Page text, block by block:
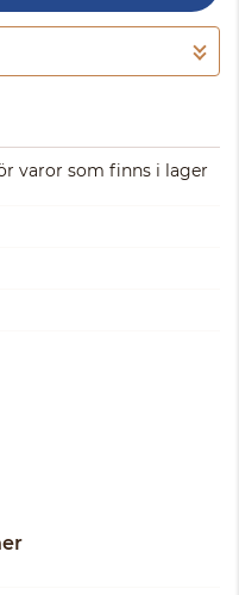
varor som finns i lager